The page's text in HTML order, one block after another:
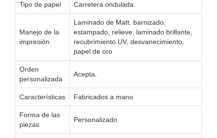
Tipo de papel Carretera ondulada
Manejo de la
impresión
Laminado de Matt, barnizado,
estampado, relieve, laminado brillante,
recubrimiento UV, desvanecimiento,
papel de oro
Orden
personalizada
Acepta.
Características Fabricados a mano
Forma de las
piezas
Personalizado